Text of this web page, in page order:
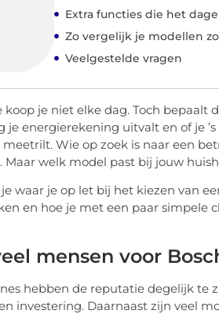
Extra functies die het
Zo vergelijk je modellen
Veelgestelde vragen
koop je niet elke dag. Toch
je energierekening uitvalt en of je
Wie op zoek is naar een
Maar welk model past bij jouw
waar je op let bij het kiezen van
en hoe je met een paar simpele
mensen voor
hebben de reputatie degelijk te
investering. Daarnaast zijn veel